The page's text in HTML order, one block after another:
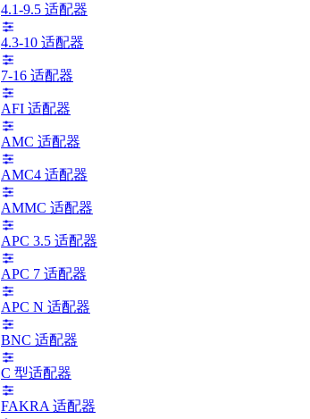
4.1-9.5 适配器
4.3-10 适配器
7-16 适配器
AFI 适配器
AMC 适配器
AMC4 适配器
AMMC 适配器
APC 3.5 适配器
APC 7 适配器
APC N 适配器
BNC 适配器
C 型适配器
FAKRA 适配器